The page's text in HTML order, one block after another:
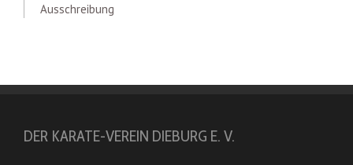
Ausschreibung
DER KARATE-VEREIN DIEBURG E. V.